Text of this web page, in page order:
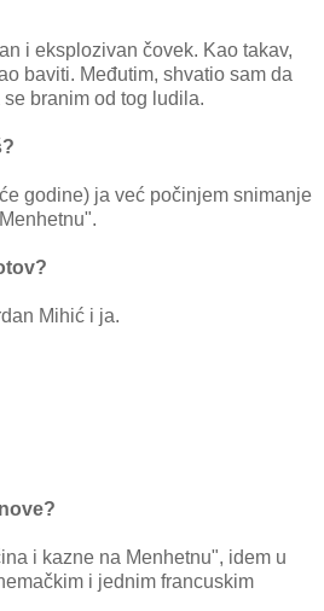
i eksplozivan čovek. Kao takav,
baviti. Međutim, shvatio sam da
branim od tog ludila.
godine) ja već počinjem snimanje
Mihić i ja.
i kazne na Menhetnu", idem u
i jednim francuskim